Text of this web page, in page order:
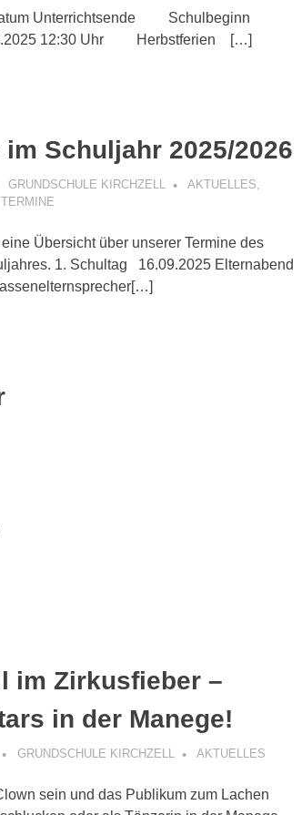
Unterrichtsende Schulbeginn
12:30 Uhr Herbstferien […]
im Schuljahr 2025/2026
GRUNDSCHULE KIRCHZELL AKTUELLES
,TERMINE
Übersicht über unserer Termine des
1. Schultag 16.09.2025 Elternabend
im Zirkusfieber –
in der Manege!
GRUNDSCHULE KIRCHZELL AKTUELLES
sein und das Publikum zum Lachen